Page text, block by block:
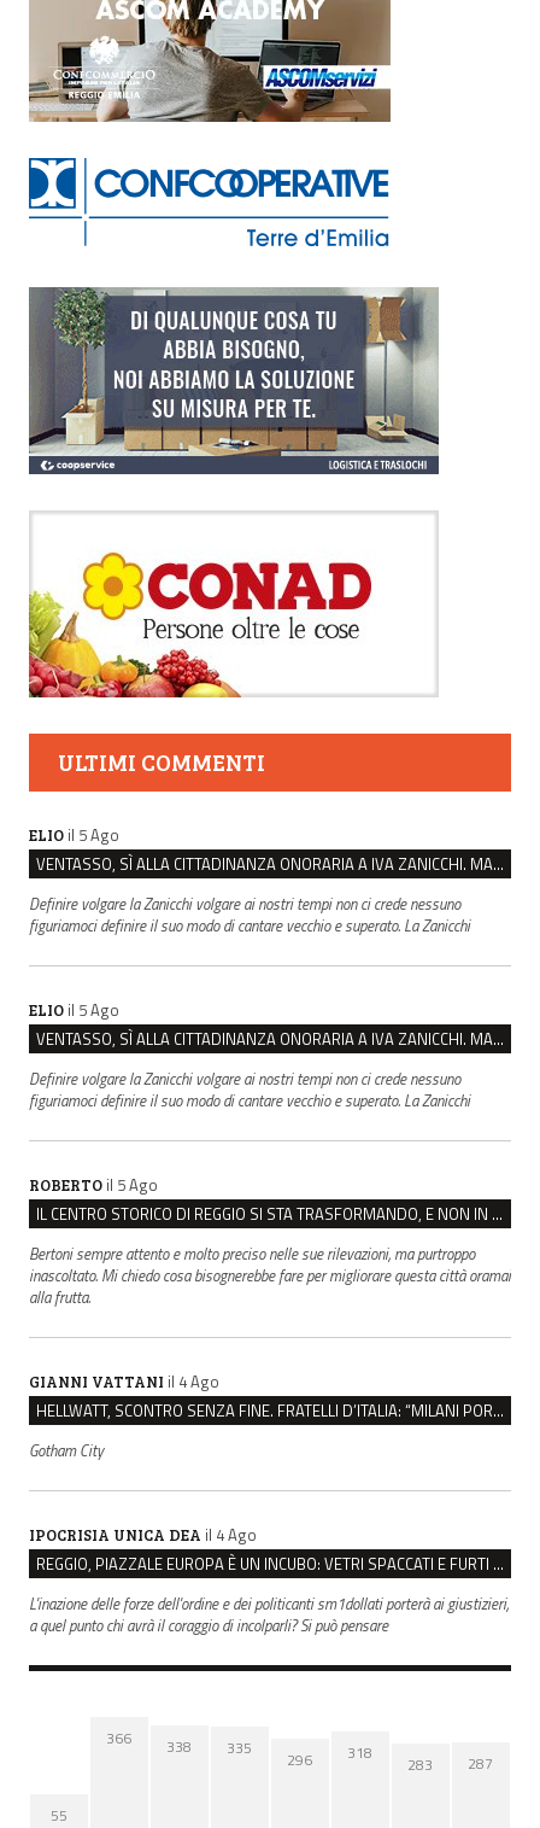
ULTIMI COMMENTI
ELIO il 5 Ago
VENTASSO, SÌ ALLA CITTADINANZA ONORARIA A IVA ZANICCHI. MA BARGIACCHI: “È DI PESSIMO GUSTO”
Definire volgare la Zanicchi volgare ai nostri tempi non ci crede nessuno
figuriamoci definire il suo modo di cantare vecchio e superato. La Zanicchi
ELIO il 5 Ago
VENTASSO, SÌ ALLA CITTADINANZA ONORARIA A IVA ZANICCHI. MA BARGIACCHI: “È DI PESSIMO GUSTO”
Definire volgare la Zanicchi volgare ai nostri tempi non ci crede nessuno
figuriamoci definire il suo modo di cantare vecchio e superato. La Zanicchi
ROBERTO il 5 Ago
IL CENTRO STORICO DI REGGIO SI STA TRASFORMANDO, E NON IN MEGLIO
Bertoni sempre attento e molto preciso nelle sue rilevazioni, ma purtroppo
inascoltato. Mi chiedo cosa bisognerebbe fare per migliorare questa città oramai
alla frutta.
GIANNI VATTANI il 4 Ago
HELLWATT, SCONTRO SENZA FINE. FRATELLI D’ITALIA: “MILANI PORTA DOCUMENTI, DE FRANCO INSULTI”
Gotham City
IPOCRISIA UNICA DEA il 4 Ago
REGGIO, PIAZZALE EUROPA È UN INCUBO: VETRI SPACCATI E FURTI SULLE AUTO IN SOSTA
L'inazione delle forze dell'ordine e dei politicanti sm1dollati porterà ai giustizieri,
a quel punto chi avrà il coraggio di incolparli? Si può pensare
55
366 338 335
296 318 283 287